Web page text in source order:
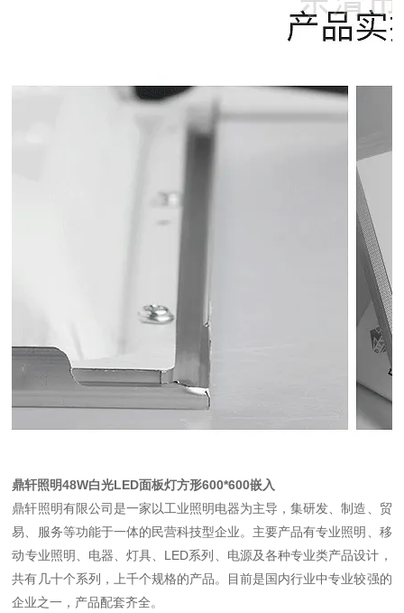
鼎轩照明48W白光LED面板灯方形600*600嵌入
鼎轩照明有限公司是一家以工业照明电器为主导，集研发、制造、贸
易、服务等功能于一体的民营科技型企业。主要产品有专业照明、移
动专业照明、电器、灯具、LED系列、电源及各种专业类产品设计，
共有几十个系列，上千个规格的产品。目前是国内行业中专业较强的
企业之一，产品配套齐全。